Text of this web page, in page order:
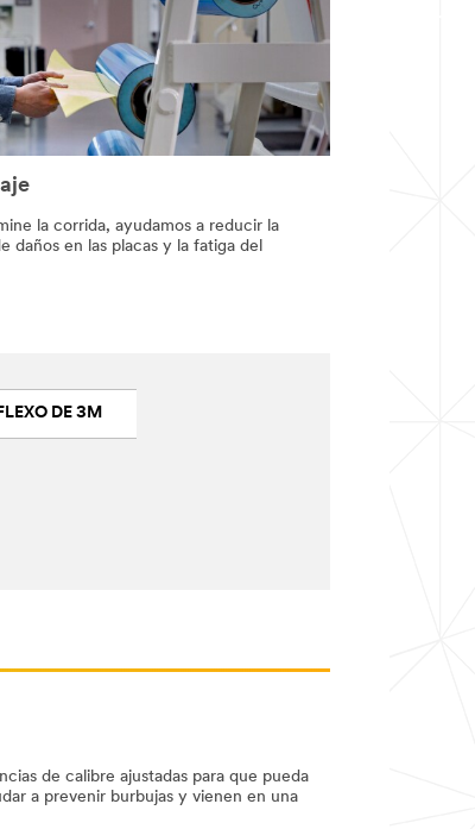
la corrida, ayudamos a reducir la
daños en las placas y la fatiga del
DE 3M
de calibre ajustadas para que pueda
a prevenir burbujas y vienen en una